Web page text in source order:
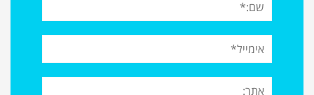
אימייל*
אתר: